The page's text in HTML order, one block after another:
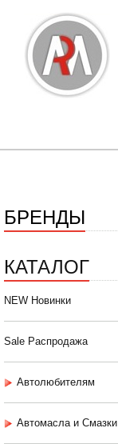
БРЕНДЫ
КАТАЛОГ
NEW Новинки
Sale Распродажа
Автолюбителям
Автомасла и Смазки